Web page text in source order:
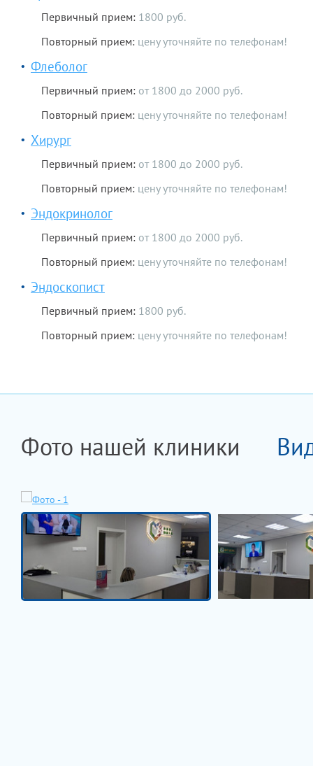
Первичный прием: 1800 руб.
Повторный прием: цену уточняйте по телефонам!
Флеболог
Первичный прием: от 1800 до 2000 руб.
Повторный прием: цену уточняйте по телефонам!
Хирург
Первичный прием: от 1800 до 2000 руб.
Повторный прием: цену уточняйте по телефонам!
Эндокринолог
Первичный прием: от 1800 до 2000 руб.
Повторный прием: цену уточняйте по телефонам!
Эндоскопист
Первичный прием: 1800 руб.
Повторный прием: цену уточняйте по телефонам!
Фото нашей клиники